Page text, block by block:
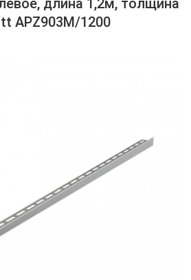
длина 1,2м, толщина
APZ903M/1200